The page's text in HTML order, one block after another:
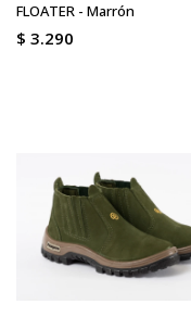
FLOATER - Marrón
$ 3.290